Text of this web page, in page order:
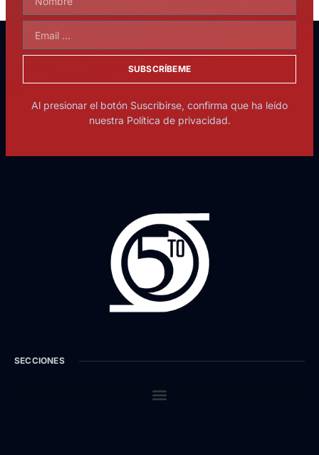
SUBSCRÍBEME
Al presionar el botón Suscribirse, confirma que ha leído
nuestra Política de privacidad.
SECCIONES